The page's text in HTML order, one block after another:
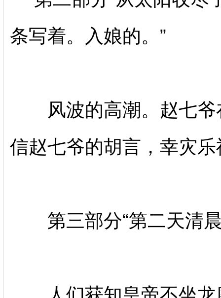
条写着。入娘的。”
风波的高潮。赵七爷
信赵七爷的胡言，幸灾
第三部分“第二天清